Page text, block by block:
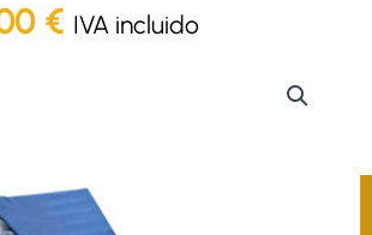
€ IVA incluido